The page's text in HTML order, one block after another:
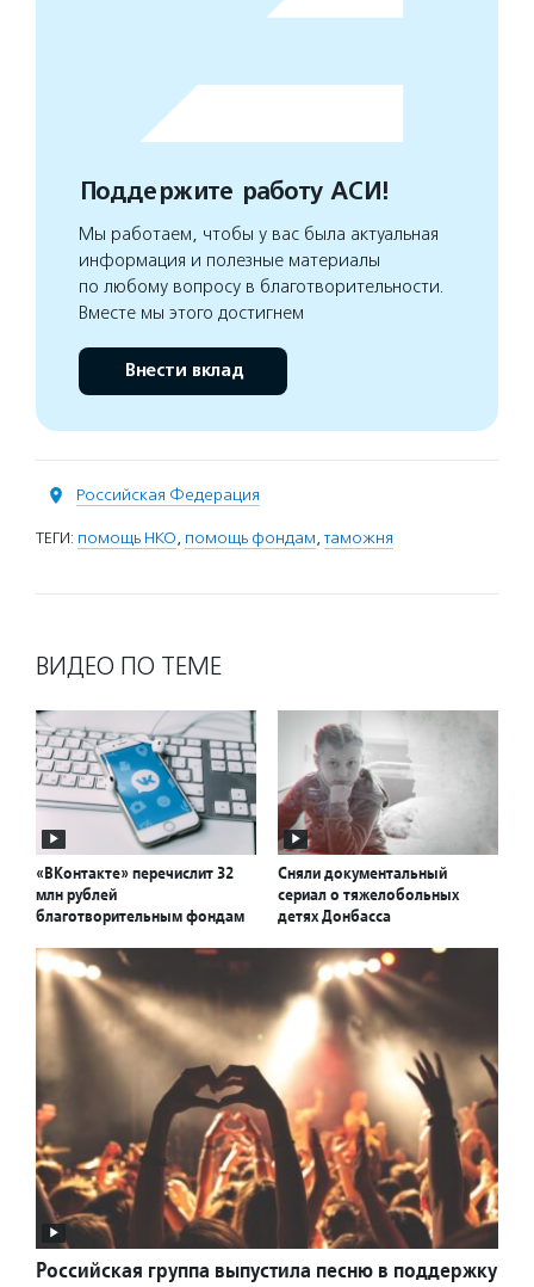
Поддержите работу АСИ!
Мы работаем, чтобы у вас была актуальная
информация и полезные материалы
по любому вопросу в благотворительности.
Вместе мы этого достигнем
Внести вклад
Российская Федерация
ТЕГИ: помощь НКО, помощь фондам,таможня
ВИДЕО ПО ТЕМЕ
«ВКонтакте» перечислит 32
млн рублей
благотворительным фондам
Сняли документальный
сериал о тяжелобольных
детях Донбасса
Российская группа выпустила песню в поддержку